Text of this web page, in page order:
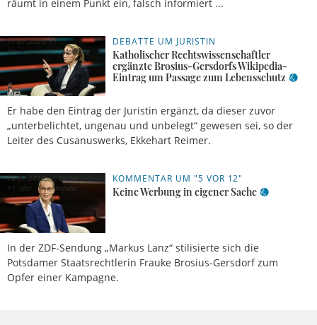
räumt in einem Punkt ein, falsch informiert ...
DEBATTE UM JURISTIN
Katholischer Rechtswissenschaftler
ergänzte Brosius-Gersdorfs Wikipedia-
Eintrag um Passage zum Lebensschutz
Er habe den Eintrag der Juristin ergänzt, da dieser zuvor
„unterbelichtet, ungenau und unbelegt“ gewesen sei, so der
Leiter des Cusanuswerks, Ekkehart Reimer.
17.07.2025, 11
Uhr
Meldung
KOMMENTAR UM "5 VOR 12"
Keine Werbung in eigener Sache
In der ZDF-Sendung „Markus Lanz“ stilisierte sich die
Potsdamer Staatsrechtlerin Frauke Brosius-Gersdorf zum
Opfer einer Kampagne.
16.07.2025,
11 Uhr
Stefan
Rehder